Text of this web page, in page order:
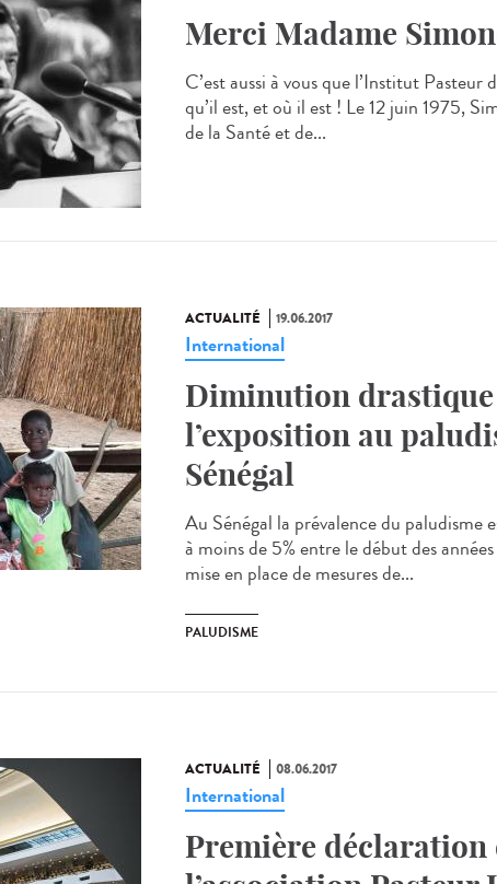
Merci Madame
C’est aussi à vous que l’Institut Pasteur
qu’il est, et où il est ! Le 12 juin 1975,
de la Santé et de...
ACTUALITÉ 19.06.2017
International
Diminution drastique
l’exposition au
Sénégal
Au Sénégal la prévalence du paludisme
à moins de 5% entre le début des
mise en place de mesures de...
PALUDISME
ACTUALITÉ 08.06.2017
International
Première déclaration